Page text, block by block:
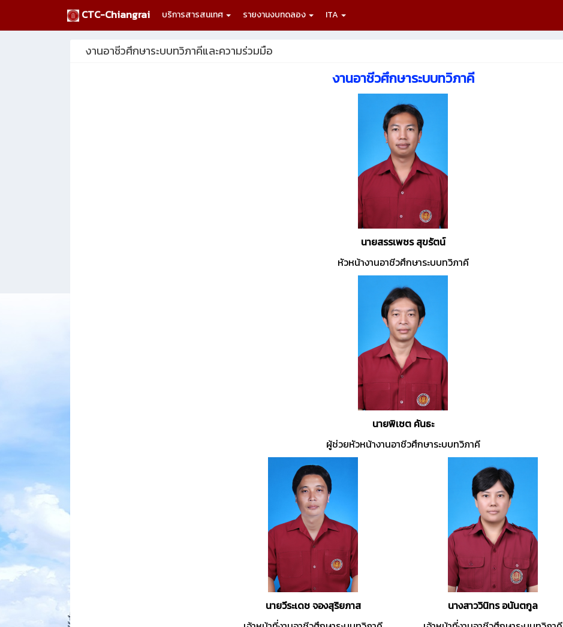
CTC-Chiangrai บริการสารสนเทศ รายงานงบทดลอง ITA
งานอาชีวศึกษาระบบทวิภาคีและความร่วมมือ
งานอาชีวศึกษาระบบทวิภาคี
นายสรรเพชร สุขรัตน์
หัวหน้างานอาชีวศึกษาระบบทวิภาคี
นายพิเชต คันธะ
ผู้ช่วยหัวหน้างานอาชีวศึกษาระบบทวิภาคี
นายวีระเดช จองสุริยภาส
นางสาววินิทร อนันตกูล